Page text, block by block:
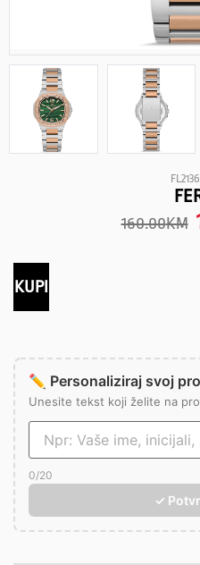
160.00KM
KUPI
✏️ Personaliziraj svoj
Unesite tekst koji želite na
0/20
✓